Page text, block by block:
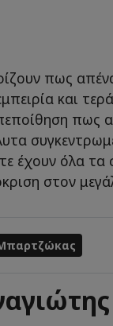
πως
και
πως
έχουν όλα τα
στον